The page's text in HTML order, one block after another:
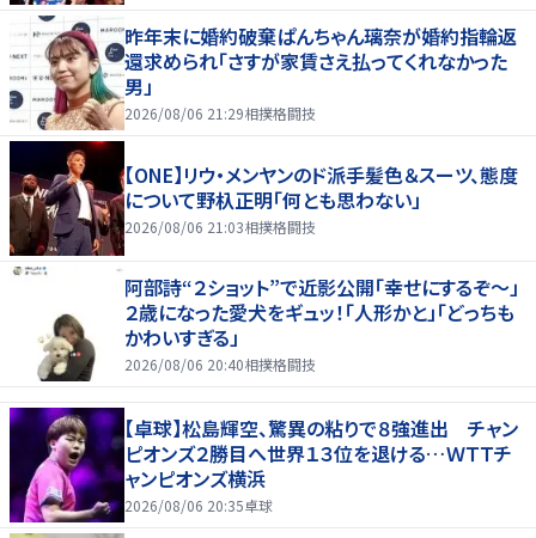
昨年末に婚約破棄ぱんちゃん璃奈が婚約指輪返
還求められ「さすが家賃さえ払ってくれなかった
男」
2026/08/06 21:29相撲格闘技
【ONE】リウ・メンヤンのド派手髪色＆スーツ、態度
について野杁正明「何とも思わない」
2026/08/06 21:03相撲格闘技
阿部詩“２ショット”で近影公開「幸せにするぞ〜」
２歳になった愛犬をギュッ！「人形かと」「どっちも
かわいすぎる」
2026/08/06 20:40相撲格闘技
【卓球】松島輝空、驚異の粘りで８強進出 チャン
ピオンズ２勝目へ世界１３位を退ける…ＷＴＴチ
ャンピオンズ横浜
2026/08/06 20:35卓球